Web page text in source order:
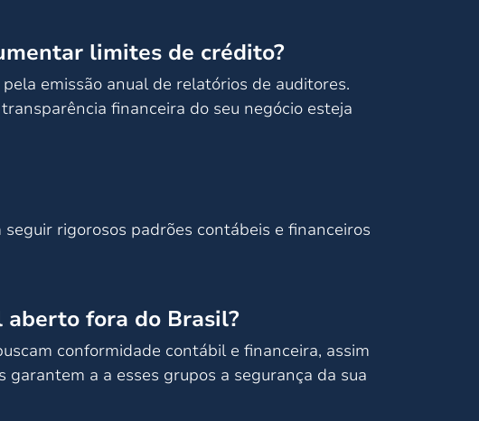
limites de crédito?
emissão anual de relatórios de auditores.
financeira do seu negócio esteja
rigorosos padrões contábeis e financeiros
fora do Brasil?
conformidade contábil e financeira, assim
a a esses grupos a segurança da sua